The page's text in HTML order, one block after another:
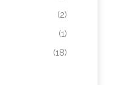
(2)
(1)
(18)